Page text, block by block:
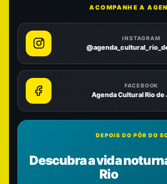
ACOMPANHE A
INSTAGRAM
FACEBOOK
Agenda Cultural Rio de
DEPOIS DO PÔR DO
Descubra a vida
Rio